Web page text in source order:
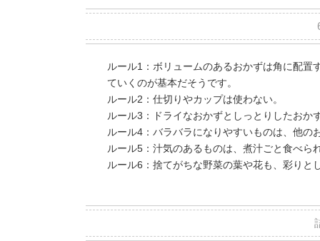
ルール1：ボリュームのあるおかずは角に配置
ていくのが基本だそうです。
ルール2：仕切りやカップは使わない。
ルール3：ドライなおかずとしっとりしたおか
ルール4：バラバラになりやすいものは、他の
ルール5：汁気のあるものは、煮汁ごと食べら
ルール6：捨てがちな野菜の葉や花も、彩りと